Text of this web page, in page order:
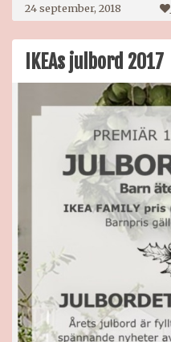
24 september, 2018
IKEAs julbord 2017